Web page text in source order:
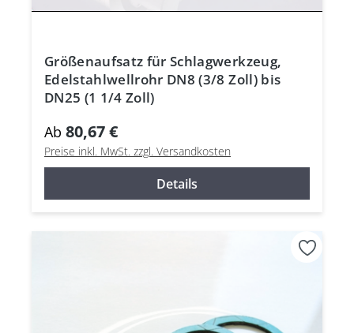
Größenaufsatz für Schlagwerkzeug,
Edelstahlwellrohr DN8 (3/8 Zoll) bis
DN25 (1 1/4 Zoll)
Ab 80,67 €
Preise inkl. MwSt. zzgl. Versandkosten
Details